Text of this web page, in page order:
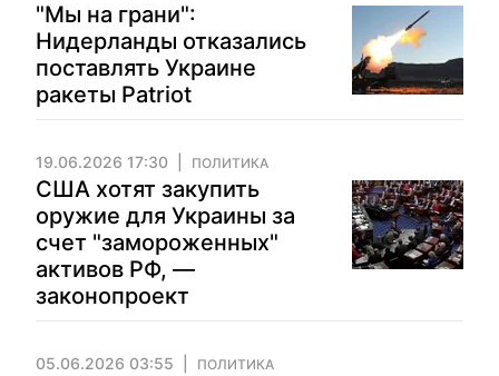
"Мы на грани":
Нидерланды отказались
поставлять Украине
ракеты Patriot
19.06.2026 17:30 ПОЛИТИКА
США хотят закупить
оружие для Украины за
счет "замороженных"
активов РФ, —
законопроект
05.06.2026 03:55 ПОЛИТИКА